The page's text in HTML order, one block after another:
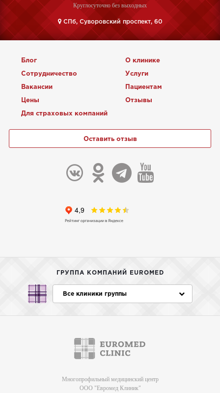
Круглосуточно без выходных
CПб, Суворовский проспект, 60
Блог О клинике
Сотрудничество Услуги
Вакансии Пациентам
Цены Отзывы
Для страховых компаний
Оставить отзыв
ГРУППА КОМПАНИЙ EUROMED
Все клиники группы
Многопрофильный медицинский центр
ООО "Евромед Клиник"